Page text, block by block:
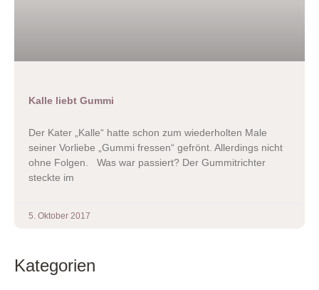
Kalle liebt Gummi
Der Kater „Kalle“ hatte schon zum wiederholten Male
seiner Vorliebe „Gummi fressen“ gefrönt. Allerdings nicht
ohne Folgen. Was war passiert? Der Gummitrichter
steckte im
5. Oktober 2017
Kategorien